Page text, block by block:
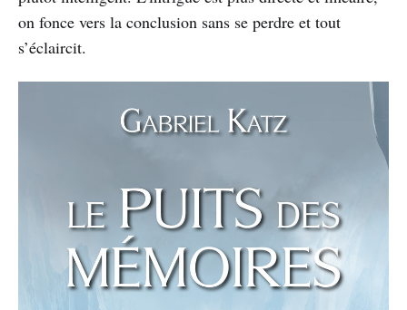
on fonce vers la conclusion sans se perdre et tout
s’éclaircit.